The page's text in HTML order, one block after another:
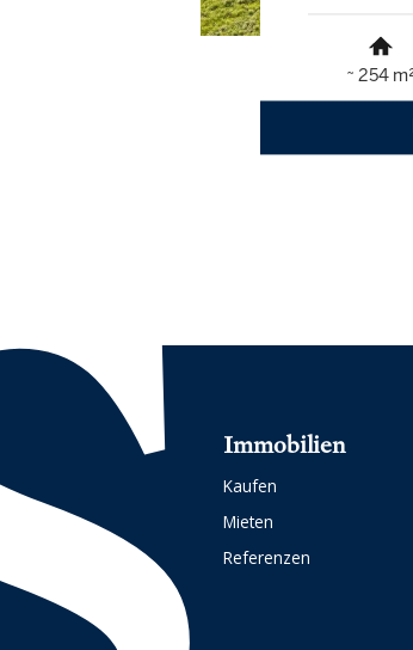
~ 254
Immobilien
Kaufen
Mieten
Referenzen